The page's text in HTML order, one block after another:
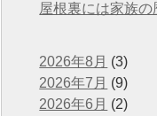
屋根裏には家族
2026年8月 (3)
2026年7月 (9)
2026年6月 (2)